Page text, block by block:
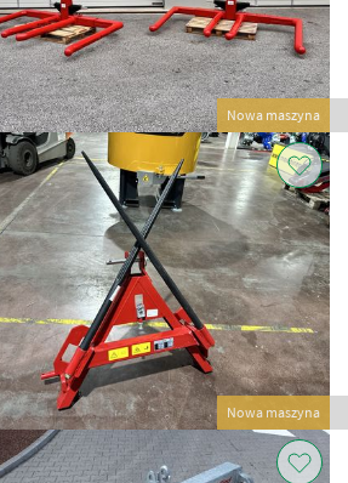
Nowa maszyna
Nowa maszyna